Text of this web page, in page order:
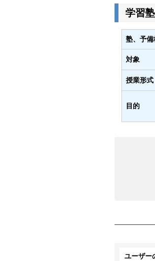
学習
塾、予備
対象
授業形式
目的
ユーザー